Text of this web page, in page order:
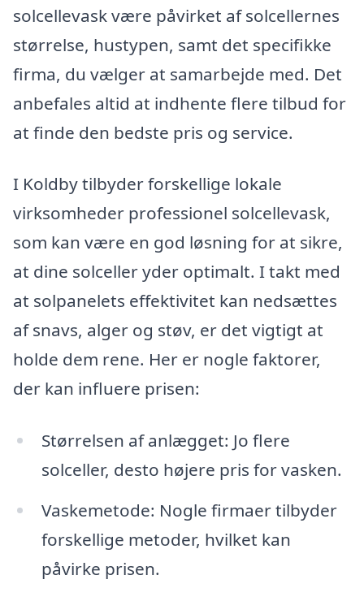
solcellevask være påvirket af solcellernes
størrelse, hustypen, samt det specifikke
firma, du vælger at samarbejde med. Det
anbefales altid at indhente flere tilbud for
at finde den bedste pris og service.
I Koldby tilbyder forskellige lokale
virksomheder professionel solcellevask,
som kan være en god løsning for at sikre,
at dine solceller yder optimalt. I takt med
at solpanelets effektivitet kan nedsættes
af snavs, alger og støv, er det vigtigt at
holde dem rene. Her er nogle faktorer,
der kan influere prisen:
Størrelsen af anlægget: Jo flere
solceller, desto højere pris for vasken.
Vaskemetode: Nogle firmaer tilbyder
forskellige metoder, hvilket kan
påvirke prisen.